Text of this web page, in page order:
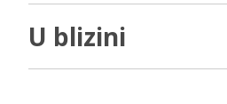
U blizini